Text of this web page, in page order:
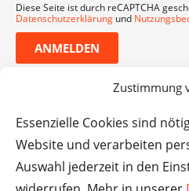
Zustimmung
Essenzielle Cookies sind
Website und verarbeiten
Auswahl jederzeit in den
Diese Seite ist durch reCAPTCHA
Datenschutzerklärung und
ANMELDEN